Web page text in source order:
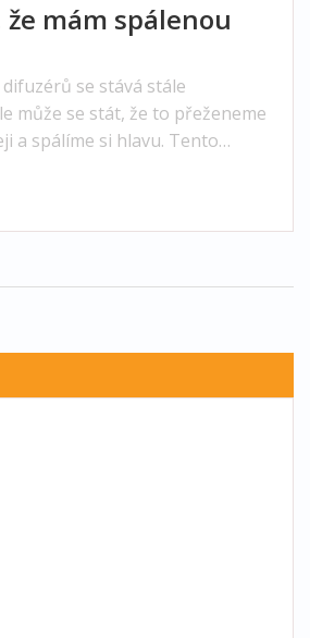
že mám spálenou
se stává stále
může se stát, že to přeženeme
a spálíme si hlavu. Tento
rozpoznat příznaky, které
hlavu, a nabídne rady pro